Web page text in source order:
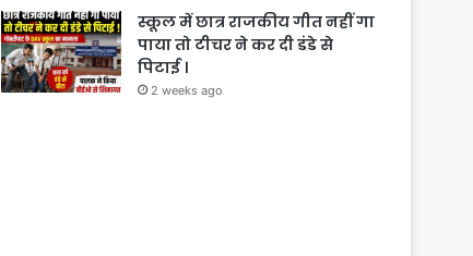
स्कूल में छात्र राजकीय गीत नहीं गा
पाया तो टीचर ने कर दी डंडे से
पिटाई ।
2 weeks ago